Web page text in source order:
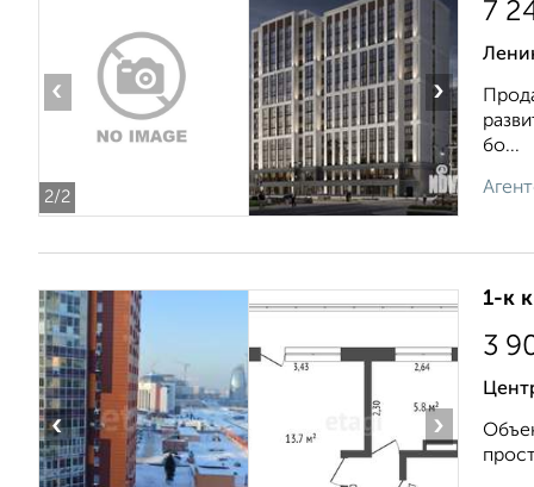
2/2
‹ ›
7
бо...
‹ ›
1-к
3